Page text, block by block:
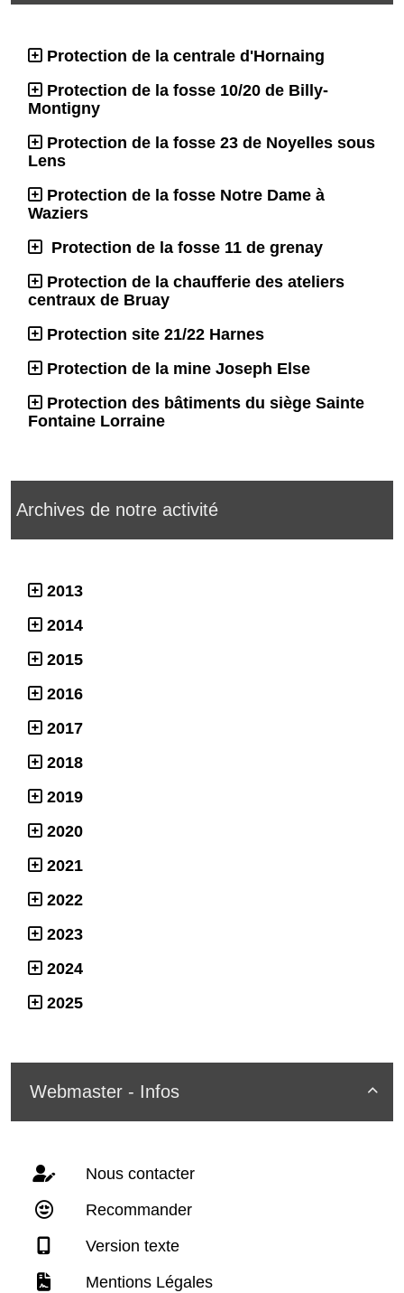
Protection de la centrale d'Hornaing
Protection de la fosse 10/20 de Billy-
Montigny
Protection de la fosse 23 de Noyelles sous
Lens
Protection de la fosse Notre Dame à
Waziers
Protection de la fosse 11 de grenay
Protection de la chaufferie des ateliers
centraux de Bruay
Protection site 21/22 Harnes
Protection de la mine Joseph Else
Protection des bâtiments du siège Sainte
Fontaine Lorraine
Archives de notre activité
2013
2014
2015
2016
2017
2018
2019
2020
2021
2022
2023
2024
2025

Webmaster - Infos
Nous contacter
Recommander
Version texte
Mentions Légales